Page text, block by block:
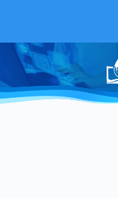
conteúdo